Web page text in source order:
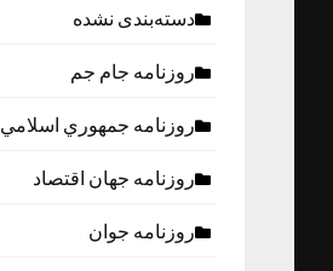
دسته‌بندی نشده
روزنامه جام جم
روزنامه جمهوري اسلامي
روزنامه جهان اقتصاد
روزنامه جوان